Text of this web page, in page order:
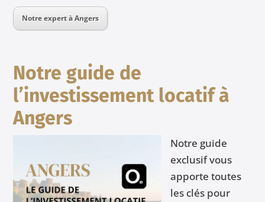
Notre expert à Angers
Notre guide de
l’investissement locatif à
Angers
Notre guide
exclusif vous
apporte toutes
les clés pour